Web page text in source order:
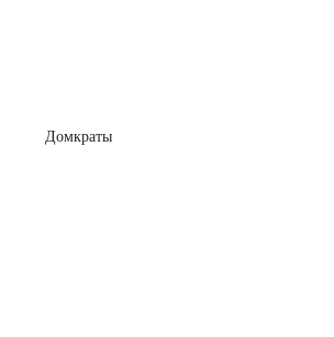
Домкраты